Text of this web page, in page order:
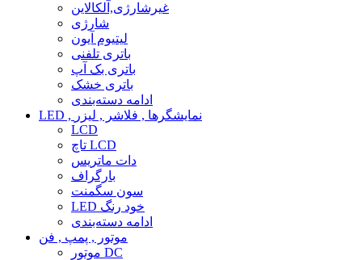
غیرشارژی,آلکالاین
شارژی
لیتیوم آیون
باتری تلفنی
باتری بک آپ
باتری خشک
ادامه دسته‌بندی
LED , نمایشگرها , فلاشر , لیزر
LCD
تاچ LCD
دات ماتریس
بارگراف
سون سگمنت
LED خود رنگ
ادامه دسته‌بندی
موتور , پمپ , فن
موتور DC